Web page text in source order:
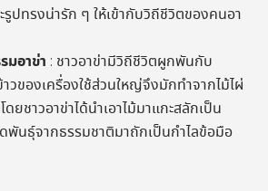
รูปทรงน่ารัก ๆ ให้เข้ากับวิถีชีวิตของคนอา
อาข่า : ชาวอาข่ามีวิถีชีวิตผูกพันกับ
วของเครื่องใช้ส่วนใหญ่จึงมักทำจากไม้ไผ่
ยชาวอาข่าได้นำเอาไม้มาแกะสลักเป็น
พันธุ์จากธรรมชาติมาถักเป็นกำไลข้อมือ